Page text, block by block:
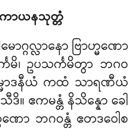
ာယနသုတ္တံ
ောဂ္ဂလ္လာနော ဗြာဟ္မဏော
မိ၊ ဥပသင်္ကမိတွာ ဘဂဝ
မောဒနီယံ ကထံ သာရဏီယံ
ဧကမန္တံ နိသိန္နော ခေါ
မဏော ဘဂဝန္တံ ဧတဒဝေါစ